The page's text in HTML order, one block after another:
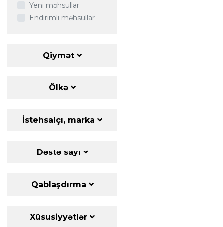
Yeni məhsullar
Endirimli məhsullar
Qiymət
Ölkə
İstehsalçı, marka
Dəstə sayı
Qablaşdırma
Xüsusiyyətlər